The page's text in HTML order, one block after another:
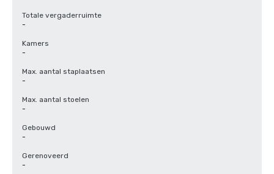
Totale vergaderruimte
-
Kamers
-
Max. aantal staplaatsen
-
Max. aantal stoelen
-
Gebouwd
-
Gerenoveerd
-